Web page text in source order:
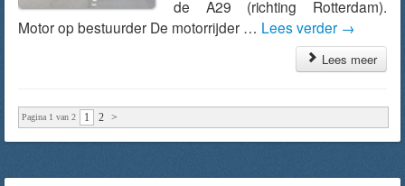
de A29 (richting Rotterdam).
Motor op bestuurder De motorrijder … Lees verder →
Lees meer
Pagina 1 van 2 1 2 >